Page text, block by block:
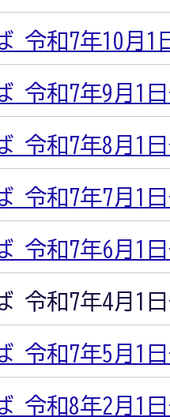
令和7年10月1
令和7年9月1
令和7年8月1
令和7年7月1
令和7年6月1
令和7年4月1
令和7年5月1
令和8年2月1